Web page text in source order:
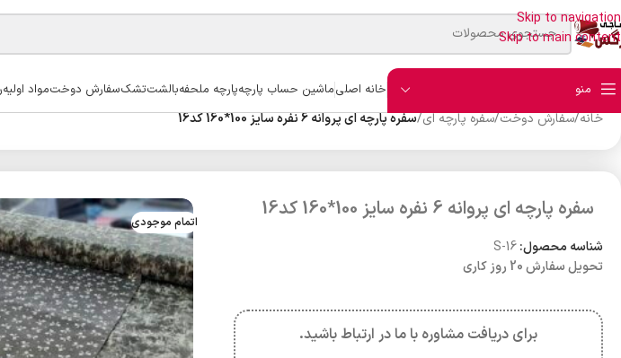
Skip to navigation
Skip to main content
منو خانه اصلیماشین حساب پارچهپارچه ملحفهبالشتتشکسفارش دوختمواد اولیه
خانه/سفارش دوخت/سفره پارچه ای/سفره پارچه ای پروانه 6 نفره سایز 100*160 کد16
سفره پارچه ای پروانه 6 نفره سایز 100*160 کد16
شناسه محصول:S-16
تحویل سفارش 20 روز کاری
برای دریافت مشاوره با ما در ارتباط باشید.
اتمام موجودی